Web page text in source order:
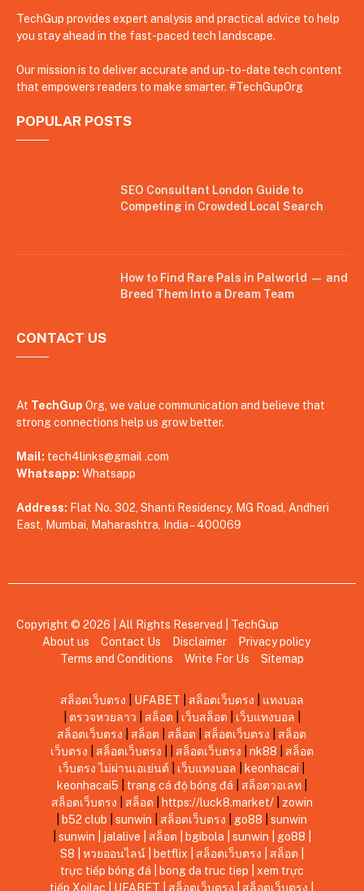
TechGup provides expert analysis and practical advice to help
you stay ahead in the fast-paced tech landscape.
Our mission is to deliver accurate and up-to-date tech content
that empowers readers to make smarter. #TechGupOrg
POPULAR POSTS
SEO Consultant London Guide to
Competing in Crowded Local Search
How to Find Rare Pals in Palworld — and
Breed Them Into a Dream Team
CONTACT US
At TechGup Org, we value communication and believe that
strong connections help us grow better.
Mail: tech4links@gmail .com
Whatsapp: Whatsapp
Address: Flat No. 302, Shanti Residency, MG Road, Andheri
East, Mumbai, Maharashtra, India – 400069
Copyright © 2026 | All Rights Reserved | TechGup
About us
Contact Us Disclaimer
Privacy policy
Terms and Conditions
Write For Us Sitemap
สล็อตเว็บตรง UFABET สล็อตเว็บตรง
แทงบอล
ตรวจหวยลาว สล็อต เว็บสล็อต เว็บแทงบอล
สล็อตเว็บตรง
สล็อต สล็อต สล็อตเว็บตรง
สล็อต
เว็บตรง
สล็อตเว็บตรง สล็อตเว็บตรง nk88
สล็อต
เว็บตรง ไม่ผ่านเอเย่นต์
เว็บแทงบอล keonhacai
keonhacai5
trang cá độ bóng đá สล็อตวอเลท|
สล็อตเว็บตรง
สล็อต https://luck8.market/| zowin
b52 club |sunwin สล็อตเว็บตรง go88 |sunwin
sunwin jalalive สล็อต bgibola sunwin go88
S8
หวยออนไลน์| betflix สล็อตเว็บตรง สล็อต
trực tiếp bóng đá
bong da truc tiep
xem trực
tiếp Xoilac
UFABET สล็อตเว็บตรง สล็อตเว็บตรง